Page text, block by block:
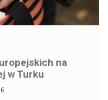
na
w Turku